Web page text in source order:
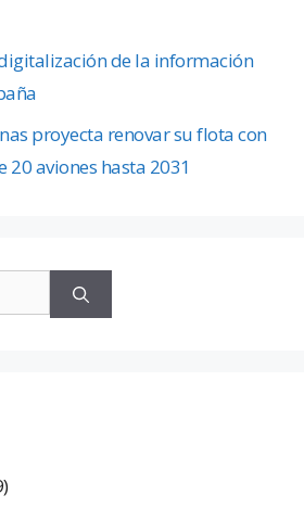
de la información
proyecta renovar su flota con
aviones hasta 2031